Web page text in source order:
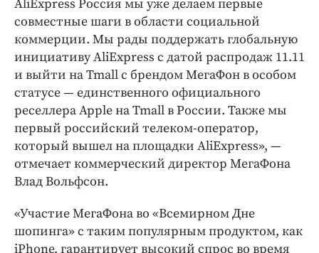
AliExpress Россия мы уже делаем первые
совместные шаги в области социальной
коммерции. Мы рады поддержать глобальную
инициативу AliExpress с датой распродаж 11.11
и выйти на Tmall с брендом МегаФон в особом
статусе — единственного официального
реселлера Apple на Tmall в России. Также мы
первый российский телеком-оператор,
который вышел на площадки AliExpress», —
отмечает коммерческий директор МегаФона
Влад Вольфсон.
«Участие МегаФона во «Всемирном Дне
шопинга» с таким популярным продуктом, как
iPhone, гарантирует высокий спрос во время